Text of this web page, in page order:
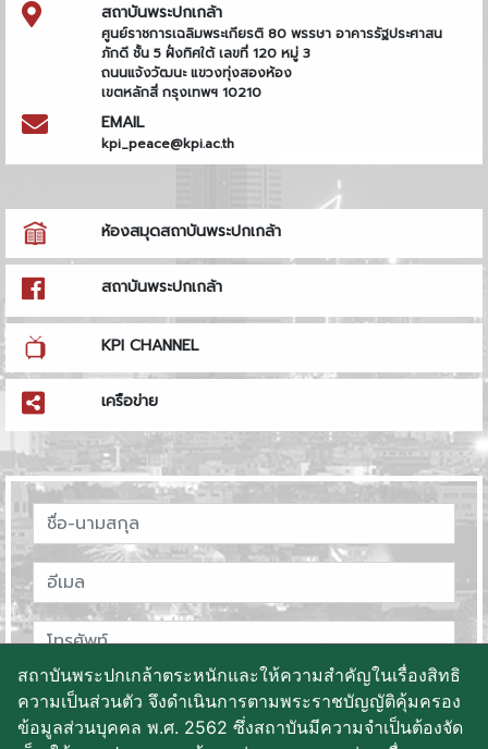
สถาบันพระปกเกล้า
ศูนย์ราชการเฉลิมพระเกียรติ 80 พรรษา อาคารรัฐประศาสน
ภักดี ชั้น 5 ฝั่งทิศใต้ เลขที่ 120 หมู่ 3
ถนนแจ้งวัฒนะ แขวงทุ่งสองห้อง
เขตหลักสี่ กรุงเทพฯ 10210
EMAIL
kpi_peace@kpi.ac.th
ห้องสมุดสถาบันพระปกเกล้า
สถาบันพระปกเกล้า
KPI CHANNEL
เครือข่าย
สถาบันพระปกเกล้าตระหนักและให้ความสำคัญในเรื่องสิทธิ
ความเป็นส่วนตัว จึงดำเนินการตามพระราชบัญญัติคุ้มครอง
ข้อมูลส่วนบุคคล พ.ศ. 2562 ซึ่งสถาบันมีความจำเป็นต้องจัด